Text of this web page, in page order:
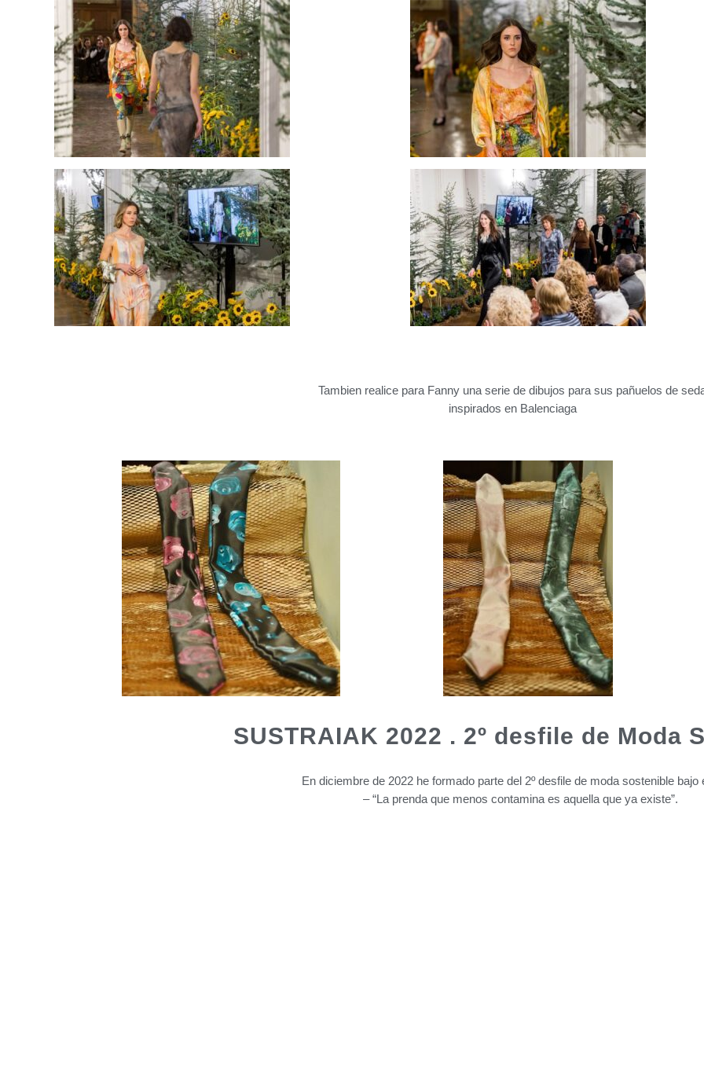
Tambien realice para Fanny una serie de dibujos para sus pañuelos de
inspirados en Balenciaga
SUSTRAIAK 2022 . 2º desfile de Moda
En diciembre de 2022 he formado parte del 2º desfile de moda sostenible bajo
– “La prenda que menos contamina es aquella que ya existe”.